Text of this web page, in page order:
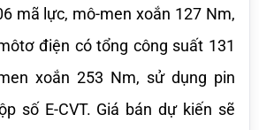
mã lực, mô-men xoắn 127 Nm,
điện có tổng công suất 131
xoắn 253 Nm, sử dụng pin
số E-CVT. Giá bán dự kiến sẽ